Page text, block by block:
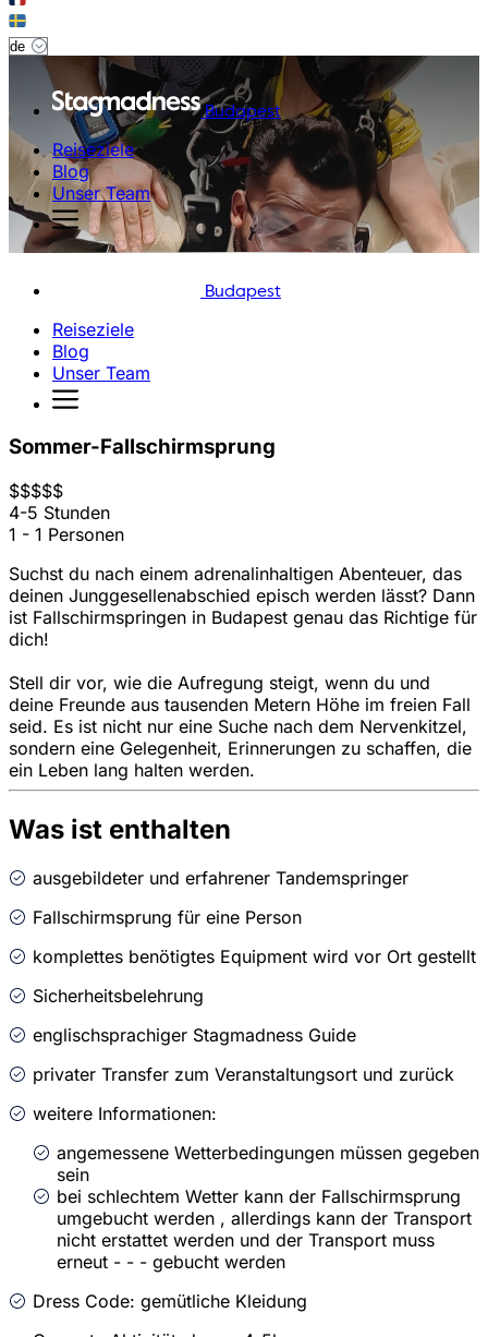
Budapest
Reiseziele
Blog
Unser Team
Budapest
Reiseziele
Blog
Unser Team
Sommer-Fallschirmsprung
$$$$$
4-5 Stunden
1 - 1 Personen
Suchst du nach einem adrenalinhaltigen Abenteuer, das
deinen Junggesellenabschied episch werden lässt? Dann
ist Fallschirmspringen in Budapest genau das Richtige für
dich!
Stell dir vor, wie die Aufregung steigt, wenn du und
deine Freunde aus tausenden Metern Höhe im freien Fall
seid. Es ist nicht nur eine Suche nach dem Nervenkitzel,
sondern eine Gelegenheit, Erinnerungen zu schaffen, die
ein Leben lang halten werden.
Was ist enthalten
ausgebildeter und erfahrener Tandemspringer
Fallschirmsprung für eine Person
komplettes benötigtes Equipment wird vor Ort gestellt
Sicherheitsbelehrung
englischsprachiger Stagmadness Guide
privater Transfer zum Veranstaltungsort und zurück
weitere Informationen:
angemessene Wetterbedingungen müssen gegeben
sein
bei schlechtem Wetter kann der Fallschirmsprung
umgebucht werden , allerdings kann der Transport
nicht erstattet werden und der Transport muss
erneut - - - gebucht werden
Dress Code: gemütliche Kleidung